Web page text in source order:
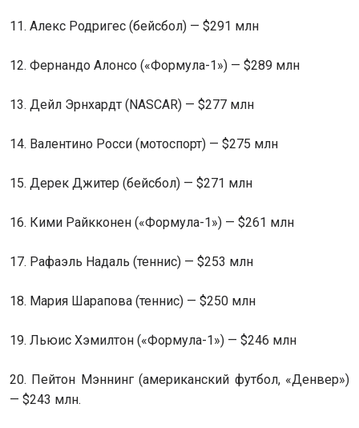
11. Алекс Родригес (бейсбол) — $291 млн
12. Фернандо Алонсо («Формула-1») — $289 млн
13. Дейл Эрнхардт (NASCAR) — $277 млн
14. Валентино Росси (мотоспорт) — $275 млн
15. Дерек Джитер (бейсбол) — $271 млн
16. Кими Райкконен («Формула-1») — $261 млн
17. Рафаэль Надаль (теннис) — $253 млн
18. Мария Шарапова (теннис) — $250 млн
19. Льюис Хэмилтон («Формула-1») — $246 млн
20. Пейтон Мэннинг (американский футбол, «Денвер»)
— $243 млн.